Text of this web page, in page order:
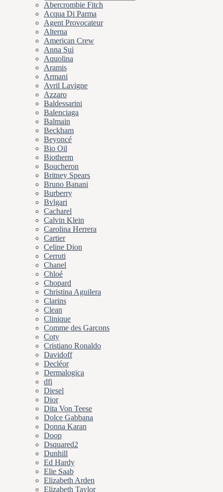
Abercrombie Fitch
Acqua Di Parma
Agent Provocateur
Alterna
American Crew
Anna Sui
Aquolina
Aramis
Armani
Avril Lavigne
Azzaro
Baldessarini
Balenciaga
Balmain
Beckham
Beyoncé
Bio Oil
Biotherm
Boucheron
Britney Spears
Bruno Banani
Burberry
Bvlgari
Cacharel
Calvin Klein
Carolina Herrera
Cartier
Celine Dion
Cerruti
Chanel
Chloé
Chopard
Christina Aguilera
Clarins
Clean
Clinique
Comme des Garcons
Coty
Cristiano Ronaldo
Davidoff
Decléor
Dermalogica
dfi
Diesel
Dior
Dita Von Teese
Dolce Gabbana
Donna Karan
Doop
Dsquared2
Dunhill
Ed Hardy
Elie Saab
Elizabeth Arden
Elizabeth Taylor